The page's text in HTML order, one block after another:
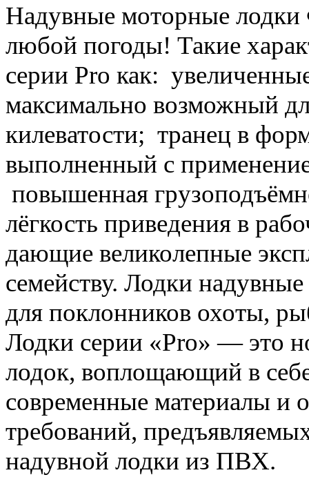
Надувные моторные лодки
любой погоды! Такие
серии Pro как:
максимально возможный
килеватости; транец в
выполненный с
повышенная
лёгкость приведения в
дающие великолепные
семейству. Лодки
для поклонников охоты,
Лодки серии «Pro» — это
лодок, воплощающий в
современные материалы и
требований,
надувной лодки из ПВХ.